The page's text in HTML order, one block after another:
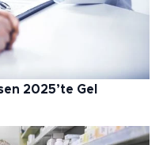
2025’te Gel